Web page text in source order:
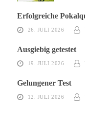
Erfolgreiche
26. JULI 2026
Ausgiebig getestet
19. JULI 2026
Gelungener Test
12. JULI 2026